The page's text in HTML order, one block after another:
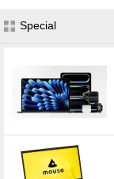
Special